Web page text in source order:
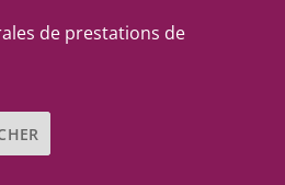
de prestations de